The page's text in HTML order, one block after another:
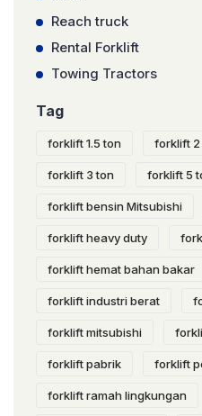
Reach truck
Rental Forklift
Towing Tractors
Tag
forklift 1.5 ton forklift 2
forklift 3 ton forklift 5
forklift bensin Mitsubishi
forklift heavy duty
forklift hemat bahan bakar
forklift industri berat
forklift mitsubishi
forklift pabrik forklift
forklift ramah lingkungan